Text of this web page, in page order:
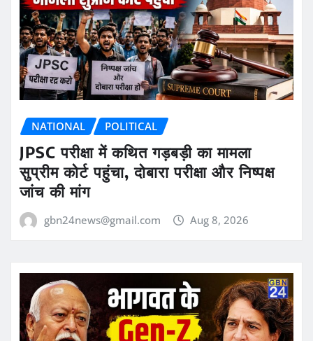
NATIONAL POLITICAL
JPSC परीक्षा में कथित गड़बड़ी का मामला
सुप्रीम कोर्ट पहुंचा, दोबारा परीक्षा और निष्पक्ष
जांच की मांग
gbn24news@gmail.com Aug 8, 2026